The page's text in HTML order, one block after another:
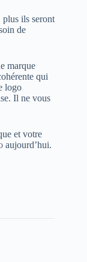
plus ils seront
de
marque
qui
logo
Il ne vous
et votre
aujourd’hui.